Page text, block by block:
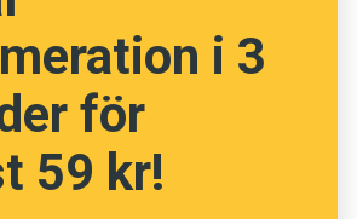
i 3
för
59 kr!